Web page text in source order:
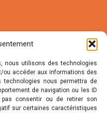
nous utilisons des technologies
accéder aux informations des
nous permettra de
de navigation ou les ID
consentir ou de retirer son
sur certaines caractéristiques